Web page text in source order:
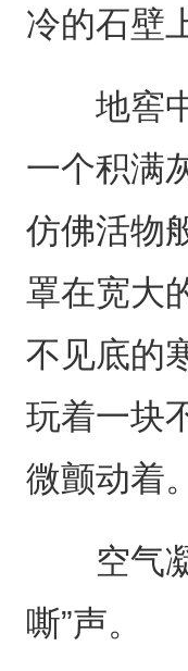
冷的石壁
地窖中
一个积满
仿佛活物
罩在宽大
不见底的
玩着一块
微颤动着。
空气凝
嘶”声。